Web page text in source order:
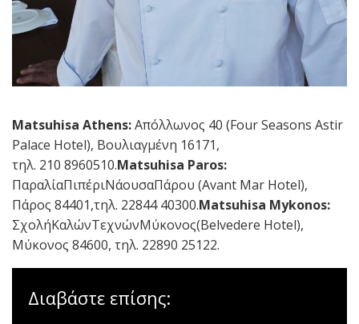
Matsuhisa Athens:Απόλλωνος 40 (Four Seasons Astir
Palace Hotel), Βουλιαγμένη 16171,
τηλ. 210 8960510.Matsuhisa Paros:
ΠαραλίαΠιπέριΝάουσαΠάρου (Avant Mar Hotel),
Πάρος 84401,τηλ. 22844 40300.Matsuhisa Mykonos:
ΣχολήΚαλώνΤεχνώνΜύκονος(Belvedere Hotel),
Μύκονος 84600, τηλ. 22890 25122.
Διαβάστε επίσης: